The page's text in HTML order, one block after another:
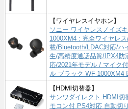
【ワイヤレスイヤホン】
ソニー ワイヤレスノイズ
1000XM4 : 完全ワイヤレ
載/Bluetooth/LDAC対応/ハ
生/高精度通話品質/IPX4防
応/2021年モデル / マイク
ル ブラック WF-1000XM4
【HDMI切替器】
サンワダイレクト HDMI切
モコン付 PS4対応 自動切